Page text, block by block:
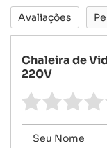
Avaliações
Chaleira de
220V